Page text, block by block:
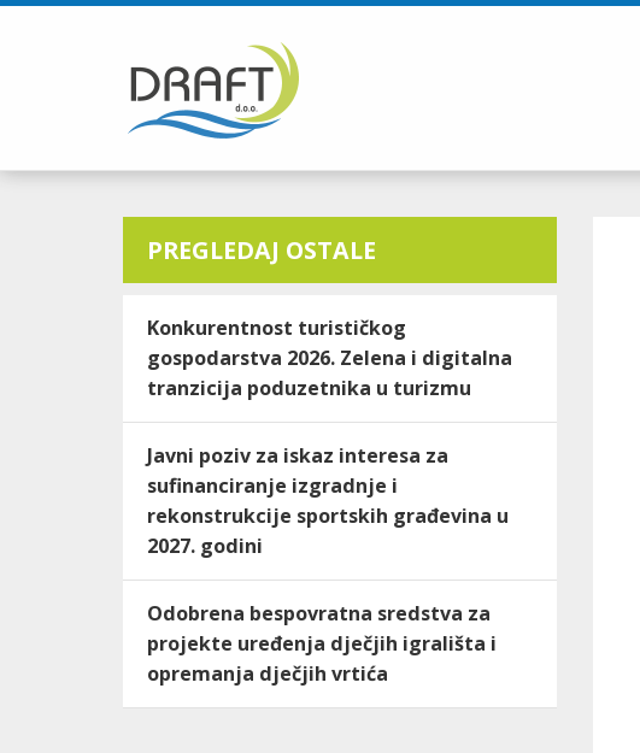
PREGLEDAJ OSTALE
Konkurentnost turističkog
gospodarstva 2026. Zelena i digitalna
tranzicija poduzetnika u turizmu
Javni poziv za iskaz interesa za
sufinanciranje izgradnje i
rekonstrukcije sportskih građevina u
2027. godini
Odobrena bespovratna sredstva za
projekte uređenja dječjih igrališta i
opremanja dječjih vrtića